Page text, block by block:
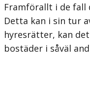
Framförallt i de fall
Detta kan i sin tur
hyresrätter, kan
bostäder i såväl